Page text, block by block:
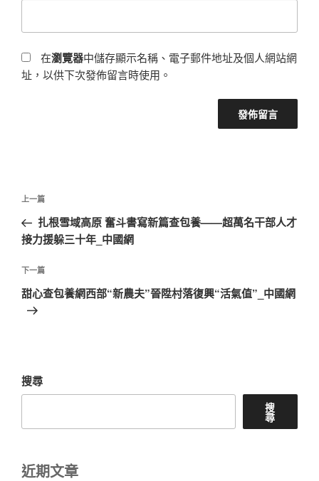
在瀏覽器中儲存顯示名稱、電子郵件地址及個人網站網
址，以供下次發佈留言時使用。
文
導
覽
上
一
篇
章
上一篇
扎根雪域高原 奮斗書寫新篇查包養——超萬名干部人才
接力援躲三十年_中國網
下
一
篇
下一篇
甜心查包養網西部“新農夫”晉陞村落復興“活氣值”_中國網
搜尋
搜
尋
近期文章